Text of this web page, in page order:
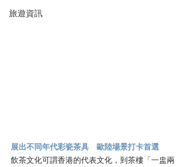
旅遊資訊
展出不同年代彩瓷茶具　歐陸場景打卡首選
飲茶文化可謂香港的代表文化，到茶樓「一盅兩